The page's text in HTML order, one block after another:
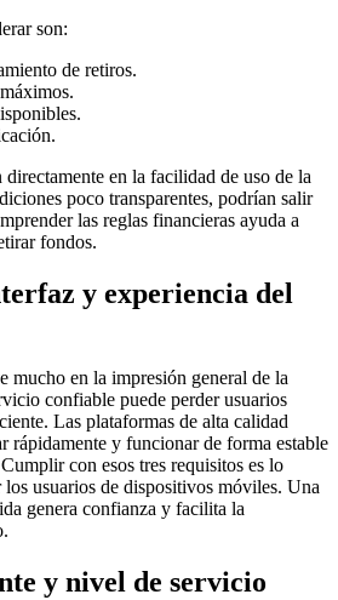
son:
de retiros.
en la facilidad de uso de la
poco transparentes, podrían salir
las reglas financieras ayuda a
fondos.
y experiencia del
mucho en la impresión general de la
confiable puede perder usuarios
Las plataformas de alta calidad
rápidamente y funcionar de forma estable
con esos tres requisitos es lo
usuarios de dispositivos móviles. Una
genera confianza y facilita la
y nivel de servicio